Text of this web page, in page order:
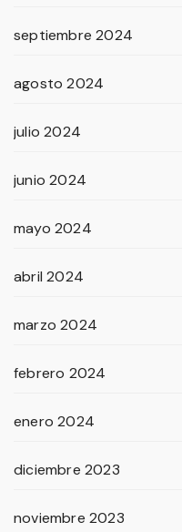
septiembre 2024
agosto 2024
julio 2024
junio 2024
mayo 2024
abril 2024
marzo 2024
febrero 2024
enero 2024
diciembre 2023
noviembre 2023